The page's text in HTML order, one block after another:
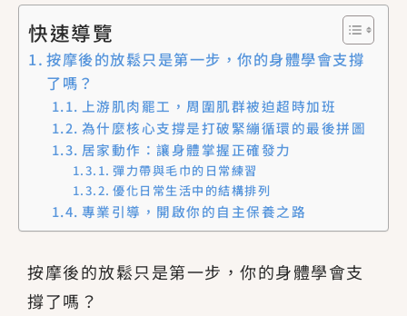
快速導覽
按摩後的放鬆只是第一步，你的身體學會支撐
了嗎？
上游肌肉罷工，周圍肌群被迫超時加班
為什麼核心支撐是打破緊繃循環的最後拼圖
居家動作：讓身體掌握正確發力
彈力帶與毛巾的日常練習
優化日常生活中的結構排列
專業引導，開啟你的自主保養之路
按摩後的放鬆只是第一步，你的身體學會支
撐了嗎？